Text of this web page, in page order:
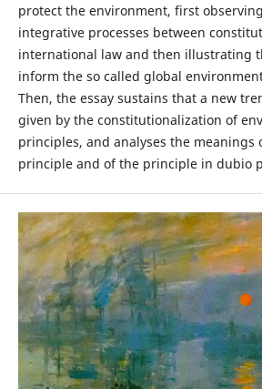
protect the environment, first
integrative processes between
international law and then illustrating
inform the so called global
Then, the essay sustains that a new
given by the constitutionalization of
principles, and analyses the meanings
principle and of the principle in dubio